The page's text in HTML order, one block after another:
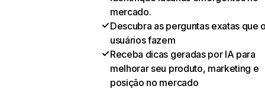
mercado.
Descubra as perguntas exatas que
usuários fazem
Receba dicas geradas por IA para
melhorar seu produto, marketing e
posição no mercado